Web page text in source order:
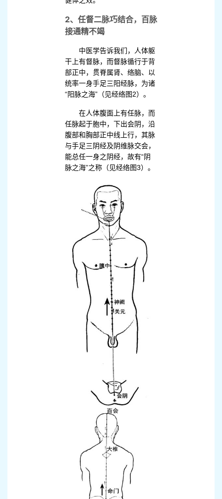
2、任督二脉巧结合，百脉
接通精不竭
中医学告诉我们，人体躯
干上有督脉，而督脉循行于背
部正中，贯脊属肾、络脑、以
统率一身手足三阳经脉，为诸
“阳脉之海”（见经络图2）。
在人体腹面上有任脉，而
任脉起于胞中，下出会阴，沿
腹部和胸部正中线上行，其脉
与手足三阴经及阴维脉交会，
能总任一身之阴经，故有“阴
脉之海”之称（见经络图3）。